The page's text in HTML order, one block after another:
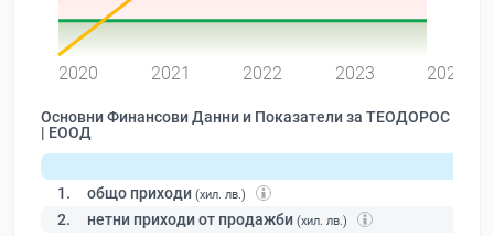
2020 2021 2022 2023 2024
Основни Финансови Данни и Показатели за ТЕОДОРОС
| ЕООД
1. общо приходи (хил. лв.)
2. нетни приходи от продажби (хил. лв.)